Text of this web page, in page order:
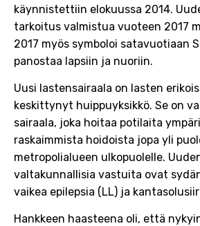
käynnistettiin elokuussa 2014.
tarkoitus valmistua vuoteen 2017
2017 myös symboloi satavuotiaan
panostaa lapsiin ja nuoriin.
Uusi lastensairaala on lasten
keskittynyt huippuyksikkö. Se on
sairaala, joka hoitaa potilaita
raskaimmista hoidoista jopa yli
metropolialueen ulkopuolelle.
valtakunnallisia vastuita ovat
vaikea epilepsia (LL) ja
Hankkeen haasteena oli, että